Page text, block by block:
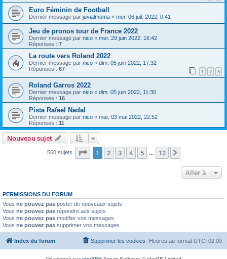
Euro Féminin de Football
Dernier message par juvialmoma « mer. 06 juil. 2022, 0:41
Jeu de pronos tour de France 2022
Dernier message par nico « mer. 29 juin 2022, 16:42
Réponses : 7
La route vers Roland 2022
Dernier message par nico « dim. 05 juin 2022, 17:32
Réponses : 67 1 2 3
Roland Garros 2022
Dernier message par nico « dim. 05 juin 2022, 11:30
Réponses : 16
Pista Rafael Nadal
Dernier message par nico « mar. 03 mai 2022, 22:52
Réponses : 11
Nouveau sujet
560 sujets Page 1sur12
1 2 3 4 5 12
Aller à
PERMISSIONS DU FORUM
Vous ne pouvez pas poster de nouveaux sujets
Vous ne pouvez pas répondre aux sujets
Vous ne pouvez pas modifier vos messages
Vous ne pouvez pas supprimer vos messages
Index du forum Heures au format UTC+02:00
Supprimer les cookies